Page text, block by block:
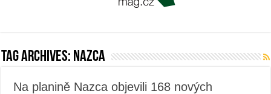
Tag Archives: nazca
Na planině Nazca objevili 168 nových